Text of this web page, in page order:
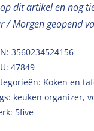
dit artikel en nog
/ Morgen geopend
3560234524156
47849
Koken en
keuken organizer,
5five